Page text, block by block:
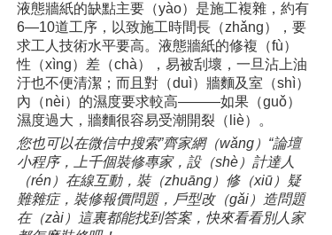
液態牆紙的缺點主要（yào）是施工複雜，約有
6—10道工序，以致施工時間長（zhǎng），要
求工人技術水平要高。液態牆紙的修複（fù）
性（xìng）差（chà），易被刮壞，一旦沾上油
汙也不便清潔；而且對（duì）牆麵及室（shì）
內（nèi）的濕度要求較高———如果（guǒ）
濕度過大，牆麵很容易受潮開裂（liè）。
您也可以在微信中搜索”齊家網（wǎng）“論壇
小程序，上千個裝修專家，設（shè）計達人
（rén）在線互動，裝（zhuāng）修（xiū）疑
難雜症，裝修報價問題，戶型改（gǎi）造問題
在（zài）這裏都能找到答案，快來看看別人家